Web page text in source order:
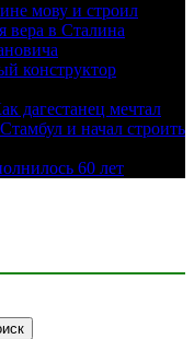
мову и строил
вера в Сталина
конструктор
дагестанец мечтал
и начал строить
60 лет